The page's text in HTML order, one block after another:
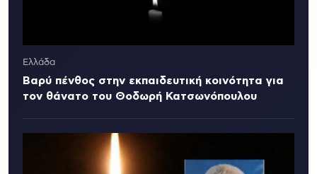
Ελλάδα
Βαρύ πένθος στην εκπαιδευτική κοινότητα για
τον θάνατο του Θοδωρή Κατσωνόπουλου